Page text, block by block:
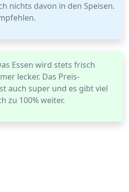
nichts davon in den Speisen.
Essen wird stets frisch
lecker. Das Preis-
auch super und es gibt viel
zu 100% weiter.